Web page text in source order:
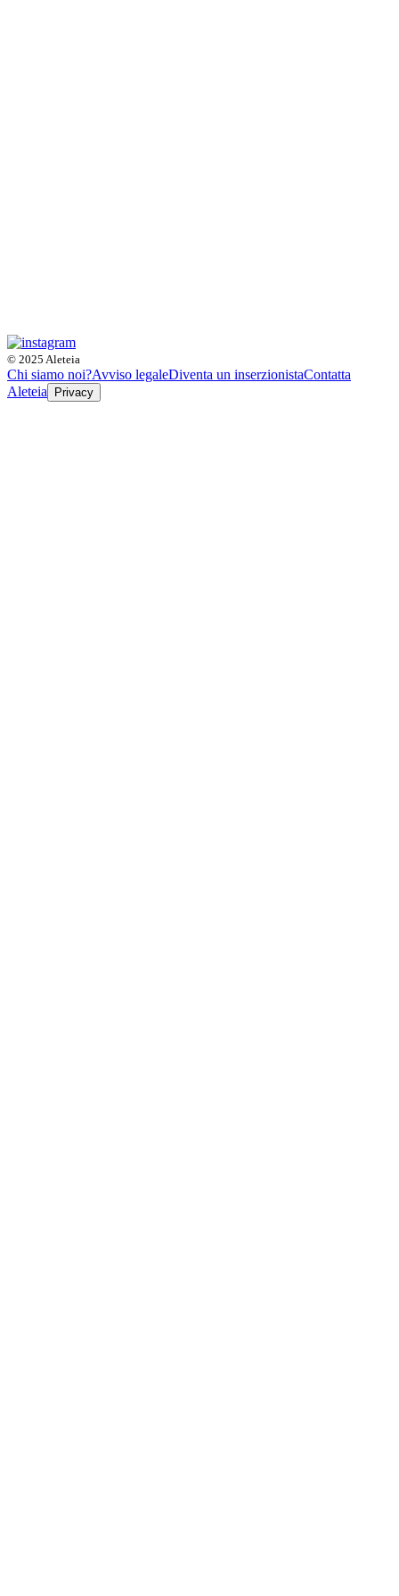
© 2025 Aleteia
Chi siamo noi?Avviso legaleDiventa un inserzionistaContatta
Aleteia
Privacy